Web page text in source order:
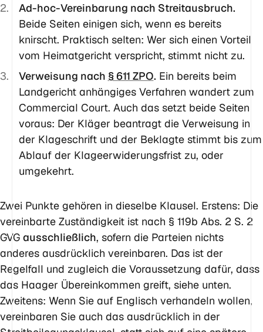
Ad-hoc-Vereinbarung nach Streitausbruch.
Beide Seiten einigen sich, wenn es bereits
knirscht. Praktisch selten: Wer sich einen Vorteil
vom Heimatgericht verspricht, stimmt nicht zu.
Verweisung nach § 611 ZPO. Ein bereits beim
Landgericht anhängiges Verfahren wandert zum
Commercial Court. Auch das setzt beide Seiten
voraus: Der Kläger beantragt die Verweisung in
der Klageschrift und der Beklagte stimmt bis zum
Ablauf der Klageerwiderungsfrist zu, oder
umgekehrt.
Zwei Punkte gehören in dieselbe Klausel. Erstens: Die
vereinbarte Zuständigkeit ist nach § 119b Abs. 2 S. 2
GVG ausschließlich, sofern die Parteien nichts
anderes ausdrücklich vereinbaren. Das ist der
Regelfall und zugleich die Voraussetzung dafür, dass
das Haager Übereinkommen greift, siehe unten.
Zweitens: Wenn Sie auf Englisch verhandeln wollen,
vereinbaren Sie auch das ausdrücklich in der